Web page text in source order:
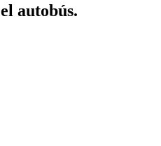
autobús.